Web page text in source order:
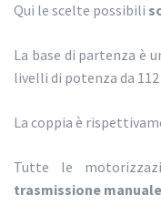
Qui le scelte possibili
La base di partenza è
livelli di potenza da 112
La coppia è
Tutte le
trasmissione manuale